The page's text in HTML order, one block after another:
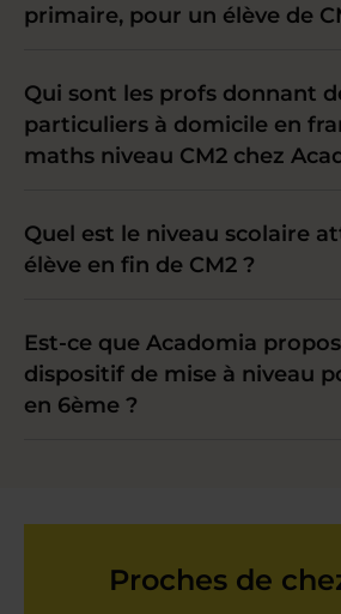
primaire, pour un élève de
Qui sont les profs donnant
particuliers à domicile en
maths niveau CM2 chez
Quel est le niveau scolaire
élève en fin de CM2 ?
Est-ce que Acadomia
dispositif de mise à niveau
en 6ème ?
Proches de